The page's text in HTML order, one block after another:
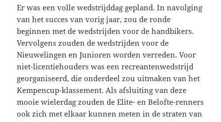
Er was een volle wedstrijddag gepland. In navolging
van het succes van vorig jaar, zou de ronde
beginnen met de wedstrijden voor de handbikers.
Vervolgens zouden de wedstrijden voor de
Nieuwelingen en Junioren worden verreden. Voor
niet-licentiehouders was een recreantenwedstrijd
georganiseerd, die onderdeel zou uitmaken van het
Kempencup-klassement. Als afsluiting van deze
mooie wielerdag zouden de Elite- en Belofte-renners
ook zich met elkaar kunnen meten in de straten van